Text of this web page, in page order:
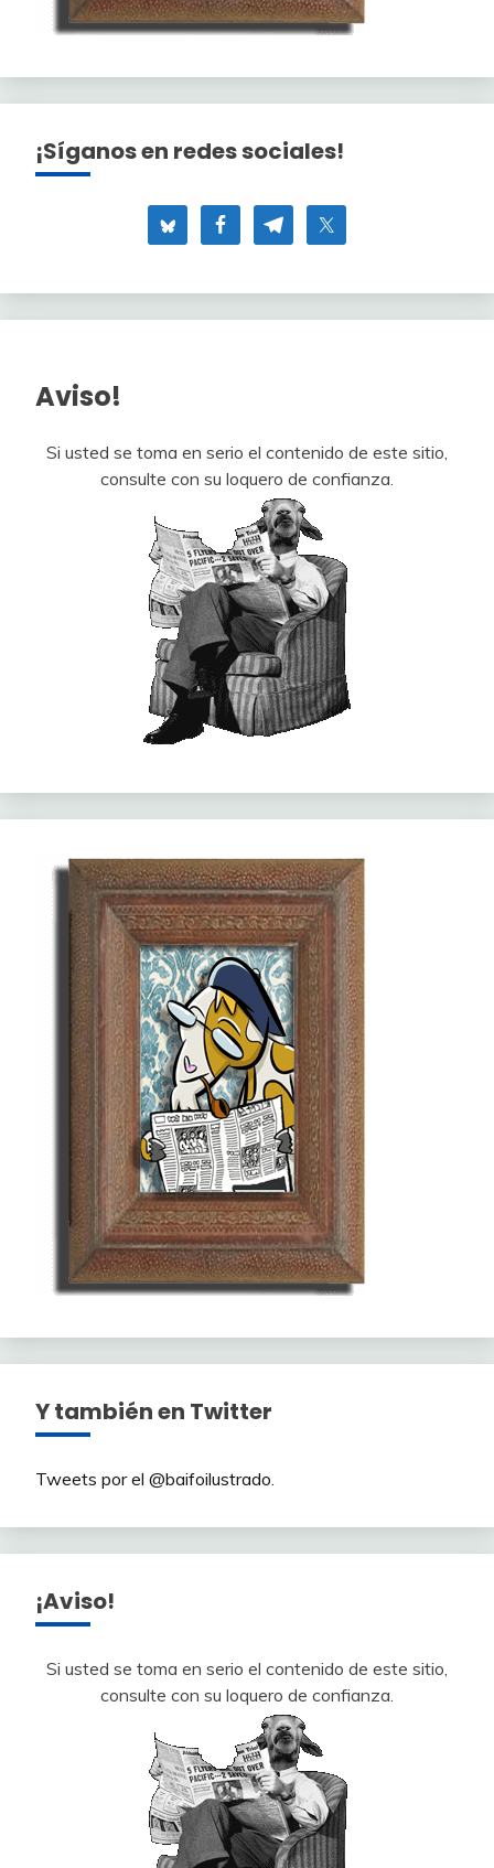
¡Síganos en redes sociales!
Aviso!
Si usted se toma en serio el contenido de este sitio,
consulte con su loquero de confianza.
Y también en Twitter
Tweets por el @baifoilustrado.
¡Aviso!
Si usted se toma en serio el contenido de este sitio,
consulte con su loquero de confianza.